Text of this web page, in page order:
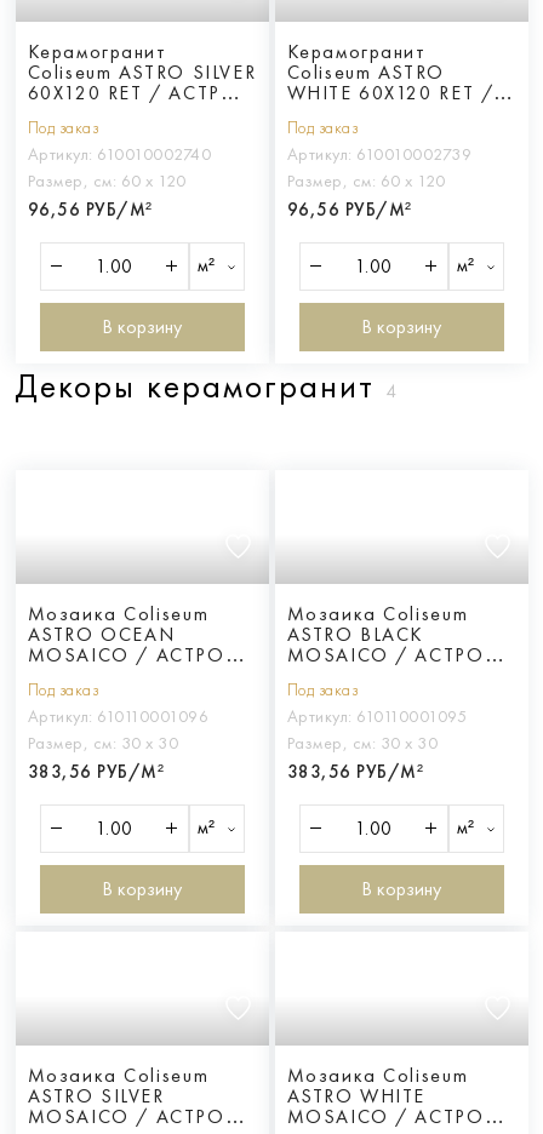
Керамогранит
Coliseum ASTRO SILVER
60X120 RET / АСТРО
Под заказ
Артикул: 610010002740
Размер, см: 60 х 120
96,56 РУБ/М²
м²
В корзину
Керамогранит
Coliseum ASTRO
WHITE 60X120 RET /
ретт.
Под заказ
Артикул: 610010002739
Размер, см: 60 х 120
96,56 РУБ/М²
м²
В корзину
Декоры керамогранит 4
Мозаика Coliseum
ASTRO OCEAN
MOSAICO / АСТРО
Под заказ
Артикул: 610110001096
Размер, см: 30 х 30
383,56 РУБ/М²
м²
В корзину
Мозаика Coliseum
ASTRO BLACK
MOSAICO / АСТРО
Под заказ
Артикул: 610110001095
Размер, см: 30 х 30
383,56 РУБ/М²
м²
В корзину
Мозаика Coliseum
ASTRO SILVER
MOSAICO / АСТРО
Мозаика Coliseum
ASTRO WHITE
MOSAICO / АСТРО